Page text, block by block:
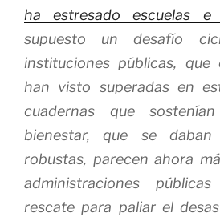
ha estresado escuelas e
supuesto un desafío
instituciones públicas, que
han visto superadas en
cuadernas que
bienestar, que se
robustas, parecen ahora
administraciones
rescate para paliar el